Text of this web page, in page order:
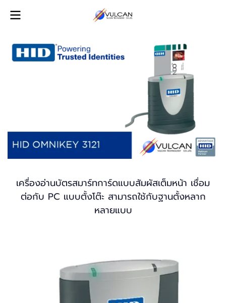
เครื่องอ่านบัตรสมาร์ทการ์ดแบบสัมผัสเต็มหน้า เชื่อม
ต่อกับ PC แบบตั้งโต๊ะ สามารถใช้กับฐานตั้งหลาก
หลายแบบ